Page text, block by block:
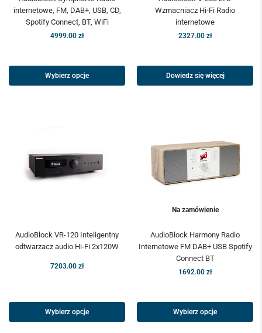
internetowe, FM, DAB+, USB, CD,
Spotify Connect, BT, WiFi
4999.00 zł
Wybierz opcje
Wzmacniacz Hi-Fi Radio
internetowe
2327.00 zł
Dowiedz się więcej
AudioBlock VR-120 Inteligentny
odtwarzacz audio Hi-Fi 2x120W
7203.00 zł
Wybierz opcje
Na zamówienie
AudioBlock Harmony Radio
Internetowe FM DAB+ USB Spotify
Connect BT
1692.00 zł
Wybierz opcje